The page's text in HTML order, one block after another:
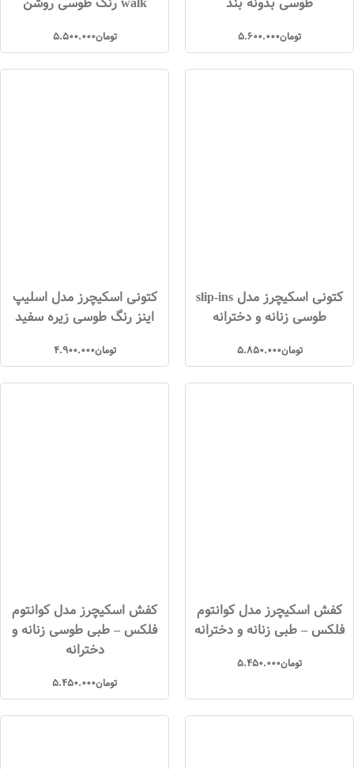
تومان5.600.000 تومان5.500.000
کتونی اسکیچرز مدل slip-ins
طوسی زنانه و دخترانه
تومان5.850.000
کتونی اسکیچرز مدل اسلیپ
اینز رنگ طوسی زیره سفید
تومان4.900.000
کفش اسکیچرز مدل کوانتوم
فلکس – طبی زنانه و دخترانه
تومان5.450.000
کفش اسکیچرز مدل کوانتوم
فلکس – طبی طوسی زنانه و
دخترانه
تومان5.450.000